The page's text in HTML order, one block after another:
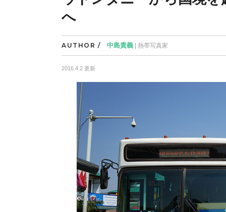
へ
AUTHOR / 中島貴義 | 熱帯写真家
2016.4.2 更新